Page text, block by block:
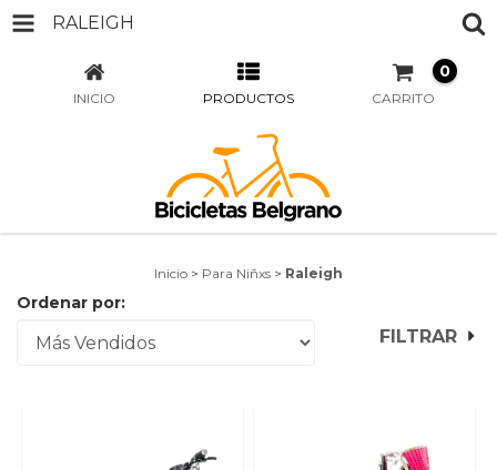
RALEIGH
INICIO PRODUCTOS CARRITO
0
Inicio > Para Niñxs > Raleigh
Ordenar por:
FILTRAR